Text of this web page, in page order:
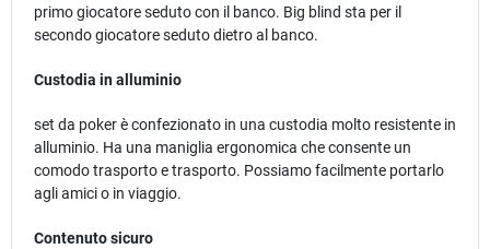
primo giocatore seduto con il banco. Big blind sta per il
secondo giocatore seduto dietro al banco.
Custodia in alluminio
set da poker è confezionato in una custodia molto resistente in
alluminio. Ha una maniglia ergonomica che consente un
comodo trasporto e trasporto. Possiamo facilmente portarlo
agli amici o in viaggio.
Contenuto sicuro